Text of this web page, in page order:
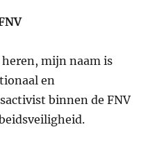
heren, mijn naam is
en
binnen de FNV